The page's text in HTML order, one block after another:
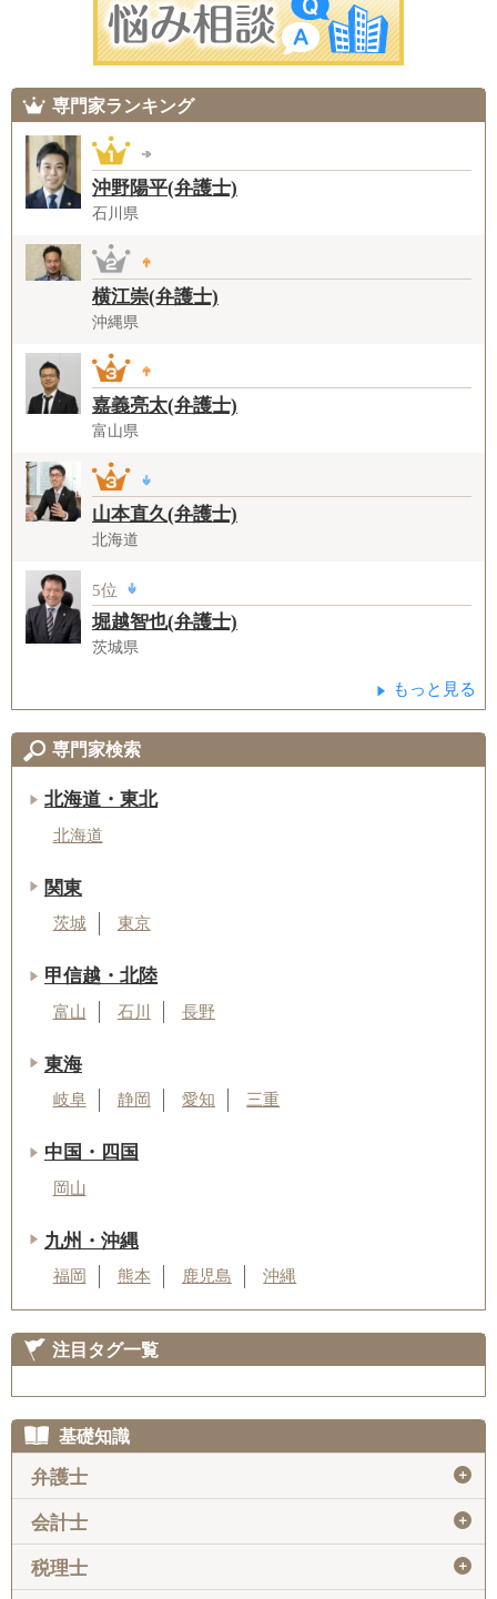
専門家ランキング
沖野陽平(弁護士)
石川県
横江崇(弁護士)
沖縄県
嘉義亮太(弁護士)
富山県
山本直久(弁護士)
北海道
5位
堀越智也(弁護士)
茨城県
もっと見る
専門家検索
北海道・東北
北海道
関東
茨城 東京
甲信越・北陸
富山 石川 長野
東海
岐阜 静岡 愛知 三重
中国・四国
岡山
九州・沖縄
福岡 熊本 鹿児島 沖縄
注目タグ一覧
基礎知識
弁護士 ＋
会計士 ＋
税理士 ＋